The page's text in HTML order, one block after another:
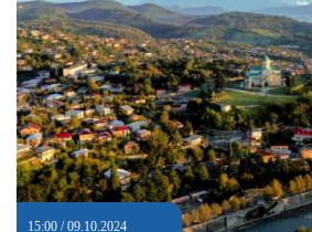
15:00 / 09.10.2024